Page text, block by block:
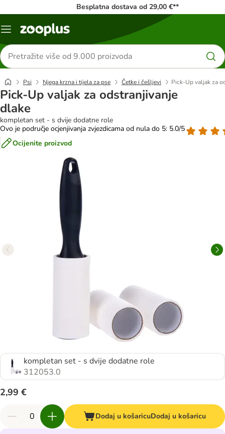
Besplatna dostava od 29,00 €**
Izbornik
Traži
proizvode
Psi Njega krzna i tijela za pse Četke i češljevi Pick-Up valjak za
Pick-Up valjak za odstranjivanje
dlake
kompletan set - s dvije dodatne role
Ovo je područje ocjenjivanja zvjezdicama od nula do 5: 5.0/5
Ocijenite proizvod
kompletan set - s dvije dodatne role
312053.0
2,99 €
Dodaj u košaricuDodaj u košaricu